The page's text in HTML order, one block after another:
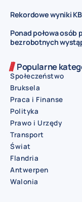
Rekordowe wyniki
Ponad połowa osób
bezrobotnych
Popularne
Społeczeństwo
Bruksela
Praca i Finanse
Polityka
Prawo i Urzędy
Transport
Świat
Flandria
Antwerpen
Walonia